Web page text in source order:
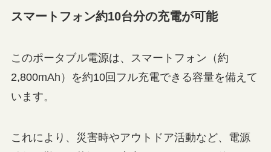
スマートフォン約10台分の充電が可能
このポータブル電源は、スマートフォン（約
2,800mAh）を約10回フル充電できる容量を備えて
います。
これにより、災害時やアウトドア活動など、電源